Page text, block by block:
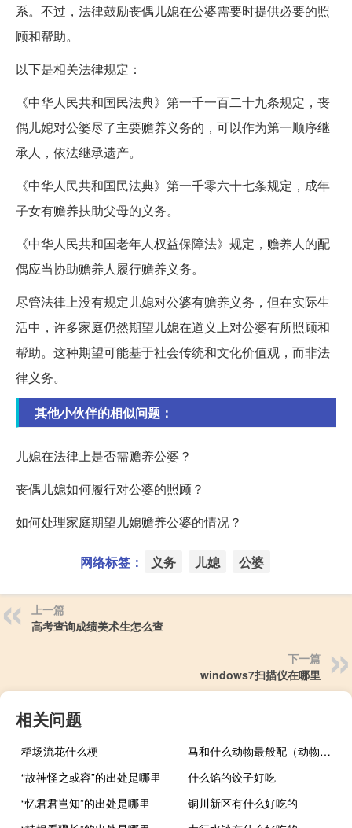
系。不过，法律鼓励丧偶儿媳在公婆需要时提供必要的照
顾和帮助。
以下是相关法律规定：
《中华人民共和国民法典》第一千一百二十九条规定，丧
偶儿媳对公婆尽了主要赡养义务的，可以作为第一顺序继
承人，依法继承遗产。
《中华人民共和国民法典》第一千零六十七条规定，成年
子女有赡养扶助父母的义务。
《中华人民共和国老年人权益保障法》规定，赡养人的配
偶应当协助赡养人履行赡养义务。
尽管法律上没有规定儿媳对公婆有赡养义务，但在实际生
活中，许多家庭仍然期望儿媳在道义上对公婆有所照顾和
帮助。这种期望可能基于社会传统和文化价值观，而非法
律义务。
其他小伙伴的相似问题：
儿媳在法律上是否需赡养公婆？
丧偶儿媳如何履行对公婆的照顾？
如何处理家庭期望儿媳赡养公婆的情况？
网络标签： 义务 儿媳 公婆
上一篇
高考查询成绩美术生怎么查
下一篇
windows7扫描仪在哪里
相关问题
稻场流花什么梗
马和什么动物最般配（动物配种马和马）
“故神怪之或容”的出处是哪里
什么馅的饺子好吃
“忆君君岂知”的出处是哪里
铜川新区有什么好吃的